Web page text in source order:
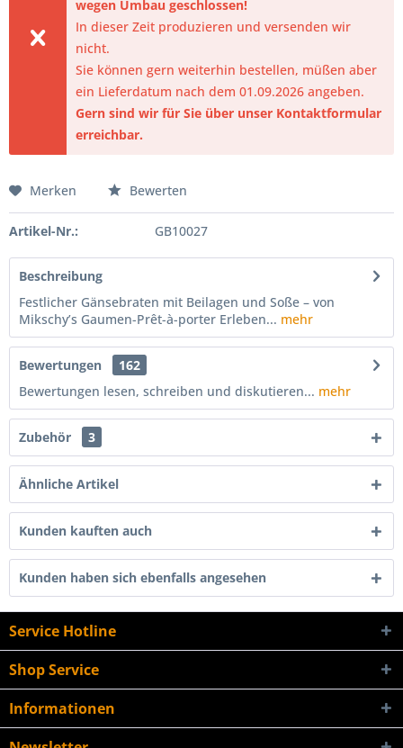
wegen Umbau geschlossen!
In dieser Zeit produzieren und versenden wir
nicht.
Sie können gern weiterhin bestellen, müßen aber
ein Lieferdatum nach dem 01.09.2026 angeben.
Gern sind wir für Sie über unser Kontaktformular
erreichbar.
Merken Bewerten
Artikel-Nr.: GB10027
Beschreibung
Festlicher Gänsebraten mit Beilagen und Soße – von
Mikschy’s Gaumen-Prêt-à-porter Erleben... mehr
Bewertungen
162
Bewertungen lesen, schreiben und diskutieren... mehr
Zubehör 3
Ähnliche Artikel
Kunden kauften auch
Kunden haben sich ebenfalls angesehen
Service Hotline
Shop Service
Informationen